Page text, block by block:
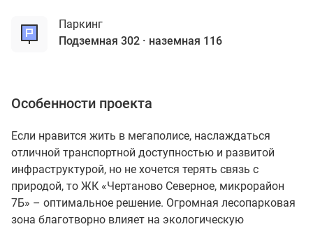
Паркинг
подземная 302
наземная 116
Особенности проекта
Если нравится жить в мегаполисе, наслаждаться
отличной транспортной доступностью и развитой
инфраструктурой, но не хочется терять связь с
природой, то ЖК «Чертаново Северное, микрорайон
7Б» – оптимальное решение. Огромная лесопарковая
зона благотворно влияет на экологическую